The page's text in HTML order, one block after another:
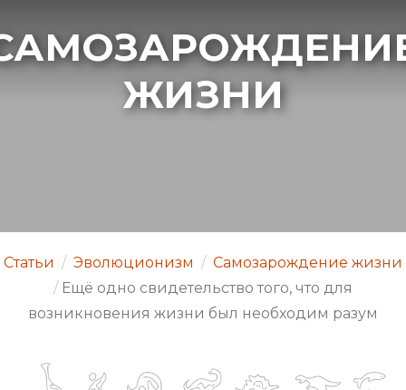
ЖИЗНИ
Статьи / Эволюционизм / Самозарождение жизни
/ Ещё одно свидетельство того, что для
возникновения жизни был необходим разум